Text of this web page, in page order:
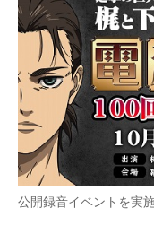
公開録音イベントを実